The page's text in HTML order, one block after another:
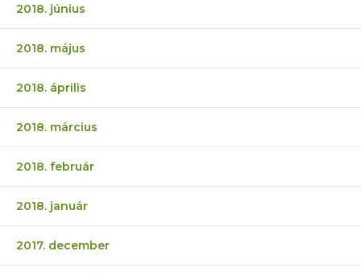
2018. június
2018. május
2018. április
2018. március
2018. február
2018. január
2017. december